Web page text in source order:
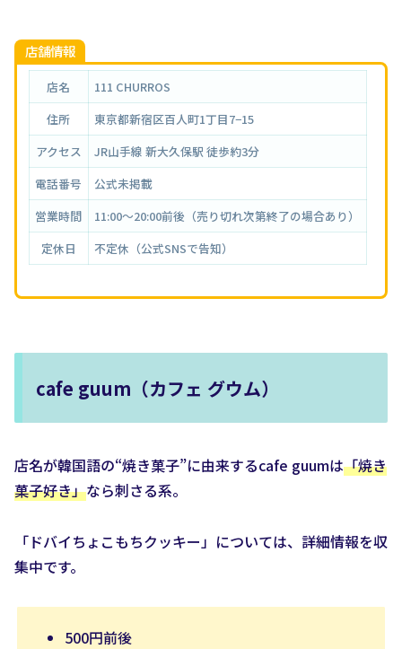
店舗情報
店名
111 CHURROS
住所
東京都新宿区百人町1丁目7−15
アクセス
JR山手線 新大久保駅 徒歩約3分
電話番号
公式未掲載
営業時間
11:00〜20:00前後（売り切れ次第終了の場合あり）
定休日
不定休（公式SNSで告知）
cafe guum（カフェ グウム）
店名が韓国語の“焼き菓子”に由来するcafe guumは「焼き
菓子好き」なら刺さる系。
「ドバイちょこもちクッキー」については、詳細情報を収
集中です。
500円前後